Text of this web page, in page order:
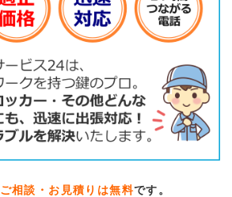
ご相談・お見積りは無料です。